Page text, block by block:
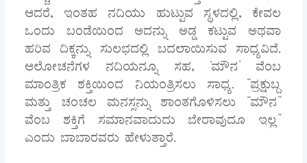
ಆದರೆ, ಇಂತಹ ನದಿಯು ಹುಟ್ಟುವ ಸ್ಥಳದಲ್ಲಿ, ಕೇವಲ
ಒಂದು ಬಂಡೆಯಿಂದ ಅದನ್ನು ಅಡ್ಡ ಕಟ್ಟುವ ಅಥವಾ
ಹರಿವ ದಿಕ್ಕನ್ನು ಸುಲಭದಲ್ಲಿ ಬದಲಾಯಿಸುವ ಸಾಧ್ಯವಿದೆ.
ಆಲೋಚನೆಗಳ ನದಿಯನ್ನೂ ಸಹ, ‘ಮೌನ’ ವೆಂಬ
ಮಾಂತ್ರಿಕ ಶಕ್ತಿಯಿಂದ ನಿಯಂತ್ರಿಸಲು ಸಾಧ್ಯ. “ಪ್ರಕ್ಷುಬ್ದ
ಮತ್ತು ಚಂಚಲ ಮನಸ್ಸನ್ನು ಶಾಂತಗೊಳಿಸಲು “ಮೌನ”
ವೆಂಬ ಶಕ್ತಿಗೆ ಸಮಾನವಾದುದು ಬೇರಾವುದೂ ಇಲ್ಲ”
ಎಂದು ಬಾಬಾರವರು ಹೇಳುತ್ತಾರೆ.